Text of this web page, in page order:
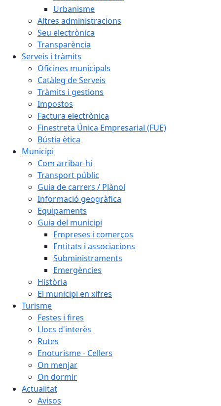
Urbanisme
Altres administracions
Seu electrònica
Transparència
Serveis i tràmits
Oficines municipals
Catàleg de Serveis
Tràmits i gestions
Impostos
Factura electrònica
Finestreta Única Empresarial (FUE)
Bústia ètica
Municipi
Com arribar-hi
Transport públic
Guia de carrers / Plànol
Informació geogràfica
Equipaments
Guia del municipi
Empreses i comerços
Entitats i associacions
Subministraments
Emergències
Història
El municipi en xifres
Turisme
Festes i fires
Llocs d'interès
Rutes
Enoturisme - Cellers
On menjar
On dormir
Actualitat
Avisos